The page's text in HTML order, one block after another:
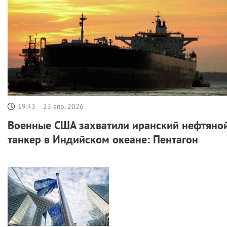
19:43 23 апр, 2026
Военные США захватили иранский
танкер в Индийском океане: Пентагон